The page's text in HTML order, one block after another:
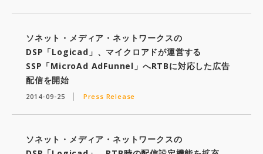
ソネット・メディア・ネットワークスの
DSP「Logicad」、マイクロアドが運営する
SSP「MicroAd AdFunnel」へRTBに対応した広告
配信を開始
2014-09-25 Press Release
ソネット・メディア・ネットワークスの